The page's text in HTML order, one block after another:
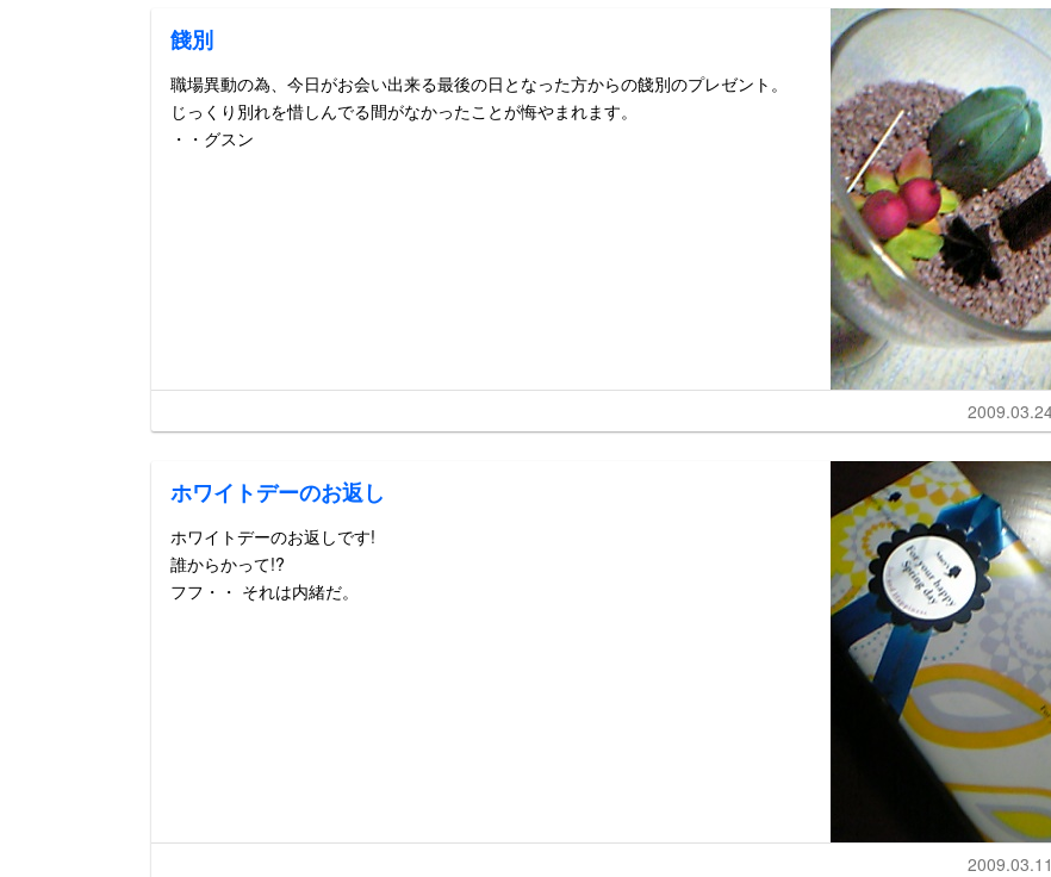
餞別
職場異動の為、今日がお会い出来る最後の日となった方からの餞別のプレゼント。
じっくり別れを惜しんでる間がなかったことが悔やまれます。
・・グスン
ホワイトデーのお返し
ホワイトデーのお返しです!
誰からかって!?
フフ・・ それは内緒だ。